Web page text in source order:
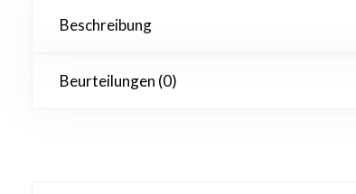
Beschreibung
Beurteilungen (0)